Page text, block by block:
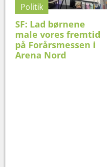
Politik
SF: Lad børnene
male vores fremtid
på Forårsmessen i
Arena Nord